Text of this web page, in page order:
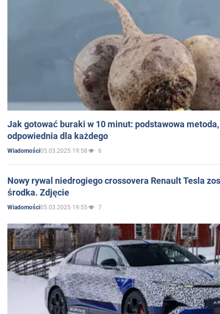
Jak gotować buraki w 10 minut: podstawowa
odpowiednia dla każdego
Wiadomości05.03.2025 19:58 6
Nowy rywal niedrogiego crossovera Renault Tesla
środka. Zdjęcie
Wiadomości05.03.2025 19:55 7